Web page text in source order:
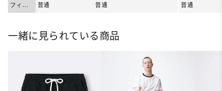
フィッ
ト
普通 普通 普通
一緒に見られている商品